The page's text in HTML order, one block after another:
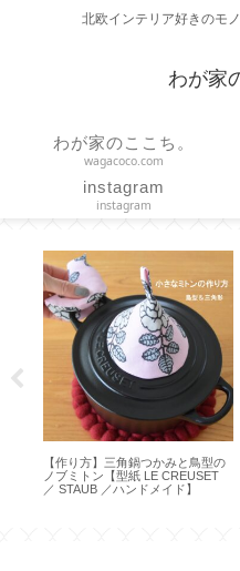
北欧インテリア好きのモ
わが家
わが家のここち。
wagacoco.com
instagram
instagram
【作り方】三角鍋つかみと鳥型の
ノブミトン【型紙 LE CREUSET
／ STAUB ／ハンドメイド】